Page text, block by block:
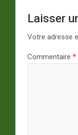
Laisser
Votre adresse
Commentaire *